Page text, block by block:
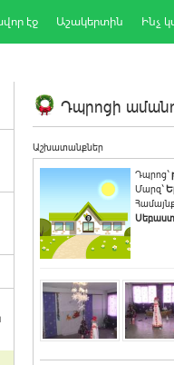
էջ Աշակերտին Ինչ
Դպրոցի
Աշխատանքներ
Դպրոց`
Մարզ`